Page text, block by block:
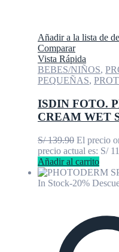
Añadir a la lista de
Comparar
Vista Rápida
BEBES/NIÑOS,
PEQUEÑAS,
ISDIN FOTO.
CREAM WET
S/139.90 El precio
precio actual es: S/
Añadir al carrito
In Stock-20%